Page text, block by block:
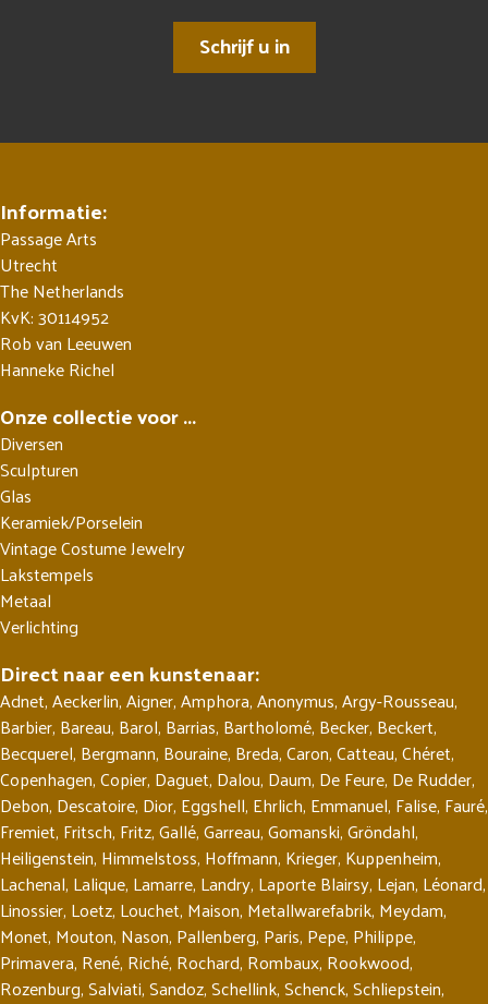
Schrijf u in
Informatie:
Passage Arts
Utrecht
The Netherlands
KvK: 30114952
Rob van Leeuwen
Hanneke Richel
Onze collectie voor ...
Diversen
Sculpturen
Glas
Keramiek/Porselein
Vintage Costume Jewelry
Lakstempels
Metaal
Verlichting
Direct naar een kunstenaar:
Adnet,Aeckerlin,Aigner,Amphora,Anonymus,Argy-Rousseau,
Barbier, Bareau, Barol, Barrias, Bartholomé, Becker, Beckert,
Becquerel, Bergmann, Bouraine, Breda,Caron,Catteau,Chéret,
Copenhagen,Copier, Daguet, Dalou, Daum, De Feure, De Rudder,
Debon, Descatoire, Dior, Eggshell, Ehrlich, Emmanuel, Falise, Fauré,
Fremiet, Fritsch, Fritz,Gallé,Garreau,Gomanski,Gröndahl,
Heiligenstein, Himmelstoss, Hoffmann, Krieger, Kuppenheim,
Lachenal, Lalique, Lamarre, Landry, Laporte Blairsy, Lejan, Léonard,
Linossier, Loetz, Louchet, Maison, Metallwarefabrik, Meydam,
Monet, Mouton, Nason, Pallenberg, Paris, Pepe, Philippe,
Primavera, René, Riché, Rochard, Rombaux, Rookwood,
Rozenburg,Salviati,Sandoz,Schellink,Schenck,Schliepstein,